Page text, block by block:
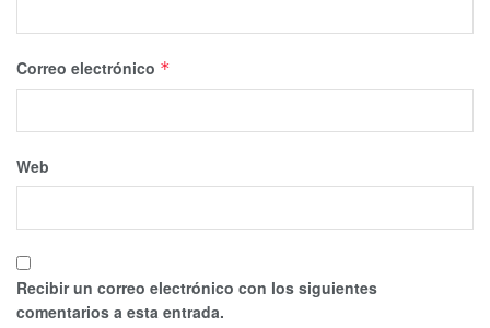
Correo electrónico *
Web
Recibir un correo electrónico con los siguientes
comentarios a esta entrada.